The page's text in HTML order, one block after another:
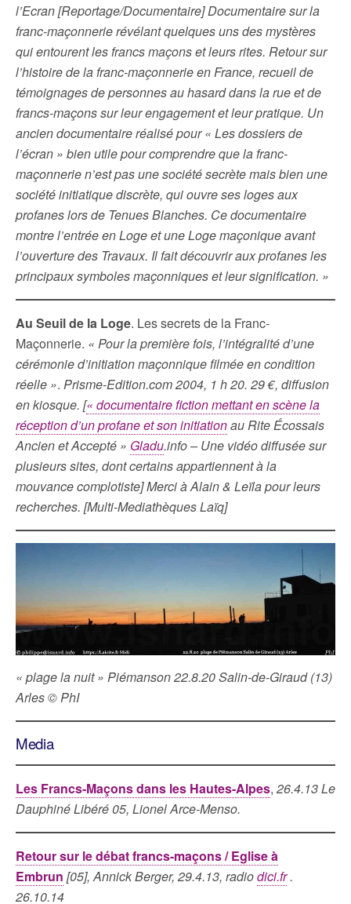
l’Ecran [Reportage/Documentaire] Documentaire sur la
franc-maçonnerie révélant quelques uns des mystères
qui entourent les francs maçons et leurs rites. Retour sur
l’histoire de la franc-maçonnerie en France, recueil de
témoignages de personnes au hasard dans la rue et de
francs-maçons sur leur engagement et leur pratique. Un
ancien documentaire réalisé pour « Les dossiers de
l’écran » bien utile pour comprendre que la franc-
maçonnerie n’est pas une société secrète mais bien une
société initiatique discrète, qui ouvre ses loges aux
profanes lors de Tenues Blanches. Ce documentaire
montre l’entrée en Loge et une Loge maçonique avant
l’ouverture des Travaux. Il fait découvrir aux profanes les
principaux symboles maçonniques et leur signification. »
Au Seuil de la Loge. Les secrets de la Franc-
Maçonnerie. « Pour la première fois, l’intégralité d’une
cérémonie d’initiation maçonnique filmée en condition
réelle ». Prisme-Edition.com 2004, 1 h 20. 29 €, diffusion
en kiosque. [« documentaire fiction mettant en scène la
réception d’un profane et son initiationau Rite Écossais
Ancien et Accepté » Gladu.info – Une vidéo diffusée sur
plusieurs sites, dont certains appartiennent à la
mouvance complotiste] Merci à Alain & Leïla pour leurs
recherches. [Multi-Mediathèques Laïq]
« plage la nuit » Piémanson 22.8.20 Salin-de-Giraud (13)
Arles © PhI
Media
Les Francs-Maçons dans les Hautes-Alpes, 26.4.13 Le
Dauphiné Libéré 05, Lionel Arce-Menso.
Retour sur le débat francs-maçons / Eglise à
Embrun [05], Annick Berger, 29.4.13, radiodici.fr.
26.10.14